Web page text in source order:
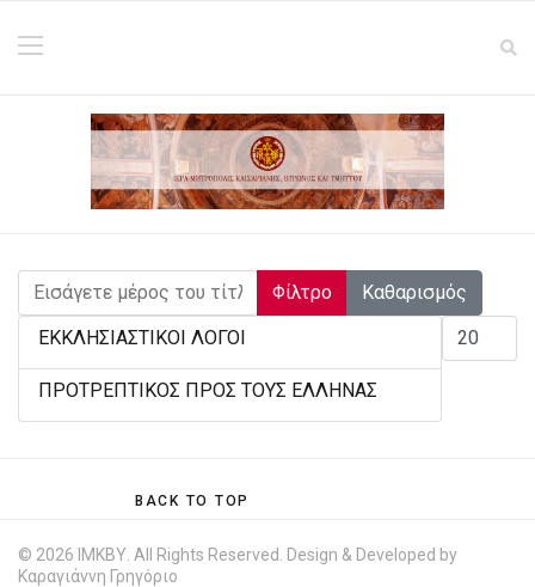
Εισάγετε μέρος του τίτλου.
Φίλτρο Καθαρισμός
ΕΚΚΛΗΣΙΑΣΤΙΚΟΙ ΛΟΓΟΙ
ΠΡΟΤΡΕΠΤΙΚΟΣ ΠΡΟΣ ΤΟΥΣ ΕΛΛΗΝΑΣ
BACK TO TOP
© 2026 ΙΜΚΒΥ. All Rights Reserved. Design & Developed by
Καραγιάννη Γρηγόριο